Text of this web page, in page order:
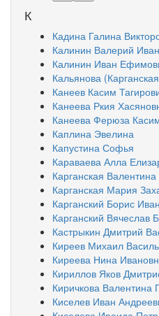
К
Кадина Галина
Калинин Валерий
Калинин Иван
Кальянова
Канеев Касим
Канеева Ркия
Канеева Ферюза
Каплина Эвелина
Капустина Софья
Караваева Алла
Карганская
Карганская Мария
Карганский Борис
Карганский Вячеслав
Кастрыкин Дмитрий
Киреев Михаил
Киреева Нина
Кириллов Яков
Киричкова Валентина
Киселев Иван